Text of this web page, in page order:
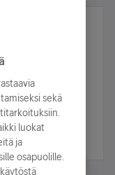
arvonnassa.
sekä
luokat
ja
osapuolille.